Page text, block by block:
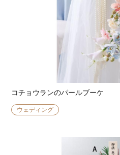
コチョウランのパールブーケ
ウェディング